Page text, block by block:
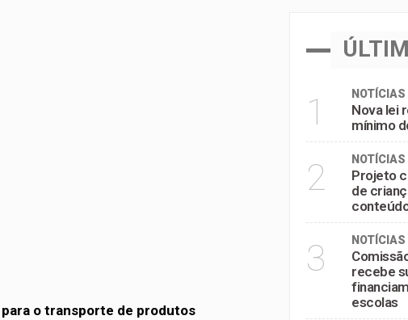
de crianças e adolescentes contra conteúdos inadequados
sugestões para o financiamento de creches e pré-escolas
o transporte de produtos
1 NOTÍCIAS
Nova lei
mínimo
2 NOTÍCIAS
Projeto
de
3 NOTÍCIAS
recebe
escolas